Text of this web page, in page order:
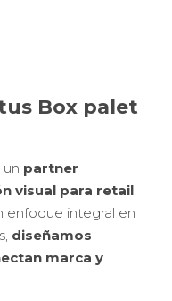
Box palet
partner
visual para retail,
enfoque integral en
diseñamos
marca y